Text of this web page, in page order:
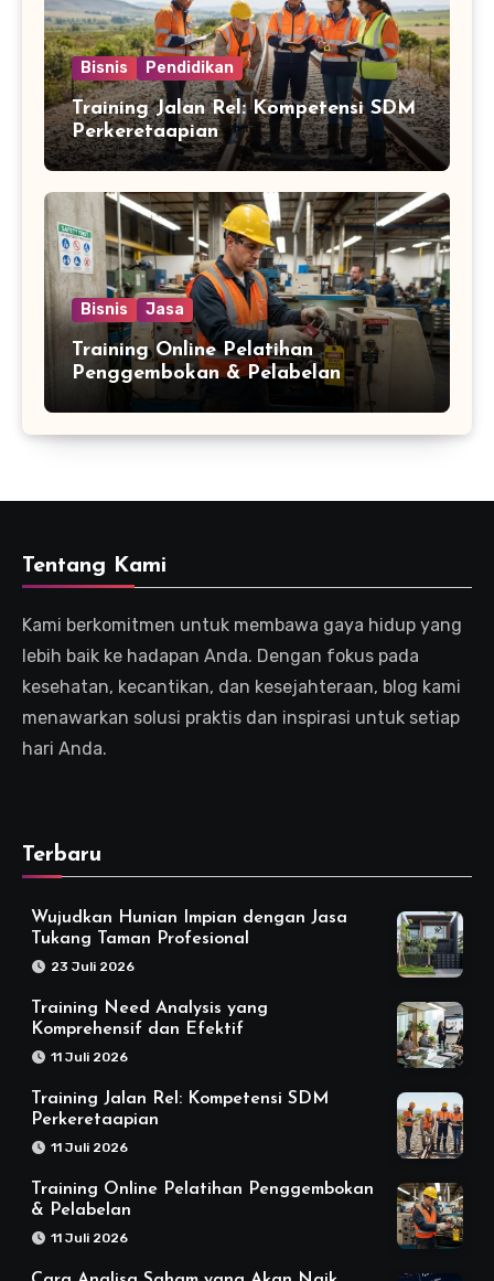
Bisnis Pendidikan
Training Jalan Rel: Kompetensi SDM
Perkeretaapian
Bisnis Jasa
Training Online Pelatihan
Penggembokan & Pelabelan
Tentang Kami
Kami berkomitmen untuk membawa gaya hidup yang
lebih baik ke hadapan Anda. Dengan fokus pada
kesehatan, kecantikan, dan kesejahteraan, blog kami
menawarkan solusi praktis dan inspirasi untuk setiap
hari Anda.
Terbaru
Wujudkan Hunian Impian dengan Jasa
Tukang Taman Profesional
23 Juli 2026
Training Need Analysis yang
Komprehensif dan Efektif
11 Juli 2026
Training Jalan Rel: Kompetensi SDM
Perkeretaapian
11 Juli 2026
Training Online Pelatihan Penggembokan
& Pelabelan
11 Juli 2026